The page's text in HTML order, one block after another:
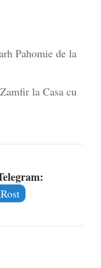
Pahomie de la
la Casa cu